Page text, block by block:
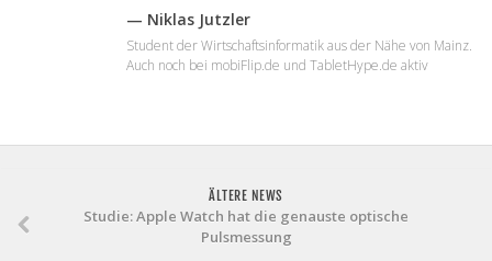
— Niklas Jutzler
Student der Wirtschaftsinformatik aus der Nähe von Mainz.
Auch noch bei mobiFlip.de und TabletHype.de aktiv
ÄLTERE NEWS
Studie: Apple Watch hat die genauste optische
Pulsmessung